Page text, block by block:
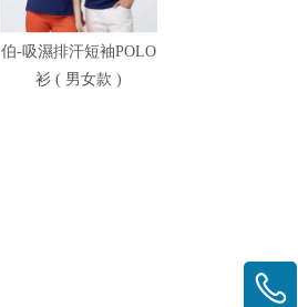
伯-吸濕排汗短袖POLO
衫 ( 男女款 )